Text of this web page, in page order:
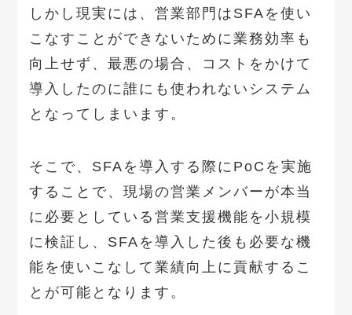
しかし現実には、営業部門はSFAを使い
こなすことができないために業務効率も
向上せず、最悪の場合、コストをかけて
導入したのに誰にも使われないシステム
となってしまいます。
そこで、SFAを導入する際にPoCを実施
することで、現場の営業メンバーが本当
に必要としている営業支援機能を小規模
に検証し、SFAを導入した後も必要な機
能を使いこなして業績向上に貢献するこ
とが可能となります。